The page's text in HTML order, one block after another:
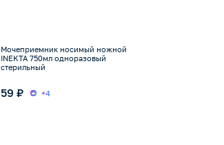
Мочеприемник носимый ножной
INEKTA 750мл одноразовый
стерильный
59 ₽ +4